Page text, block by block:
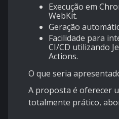
Execução em
WebKit.
Geração
Facilidade para
CI/CD utilizando
Actions.
O que seria
A proposta é oferecer
totalmente prático,